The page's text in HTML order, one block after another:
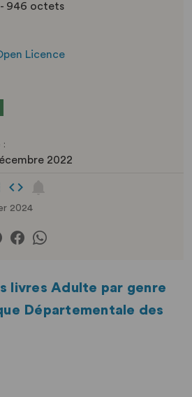
946 octets
Licence
:
2022
2024
livres Adulte par genre
Départementale des